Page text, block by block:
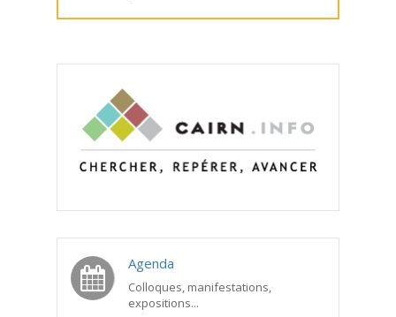
Agenda
Colloques, manifestations,
expositions...